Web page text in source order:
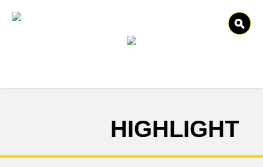
HIGHLIGHT